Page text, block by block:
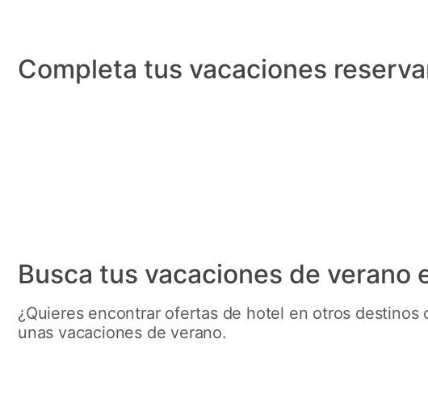
Completa tus vacaciones
Busca tus vacaciones de verano
¿Quieres encontrar ofertas de hotel en otros destinos
unas vacaciones de verano.